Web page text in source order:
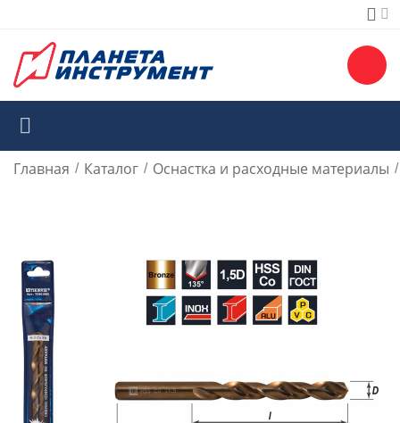
Главная / Каталог / Оснастка и расходные материалы /